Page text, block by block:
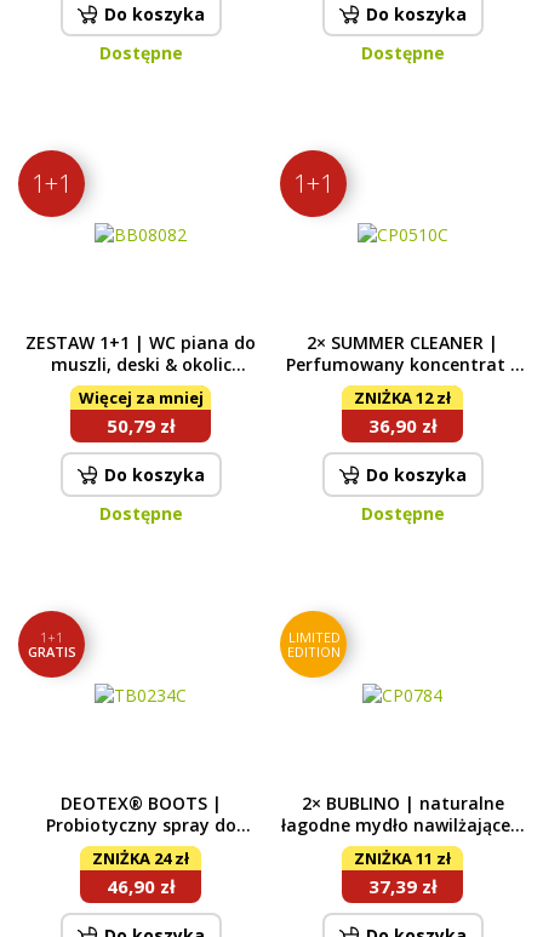
Do koszyka
Dostępne
Do koszyka
Dostępne
1+1
ZESTAW 1+1 | WC piana do
muszli, deski & okolic
toalety | BACILEX® | 2 x 500
ml (wkłady bez pompki)
Więcej za mniej
50,79 zł
Do koszyka
Dostępne
1+1
2× SUMMER CLEANER |
Perfumowany koncentrat –
letnia mieszanka do
spryskiwaczy | 2x 1 l
ZNIŻKA 12 zł
36,90 zł
Do koszyka
Dostępne
1+1
GRATIS
DEOTEX® BOOTS |
Probiotyczny spray do
obuwia | Do domu & w
podróż | 250 ml + 100 ml
ZNIŻKA 24 zł
46,90 zł
LIMITED
EDITION
2× BUBLINO | naturalne
łagodne mydło nawilżające z
gliceryną & aloe vera |
SALTED CARAMEL +
COCONUT SHAKE
ZNIŻKA 11 zł
37,39 zł